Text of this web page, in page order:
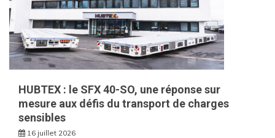
HUBTEX : le SFX 40-SO, une réponse sur
mesure aux défis du transport de charges
sensibles
16 juillet 2026